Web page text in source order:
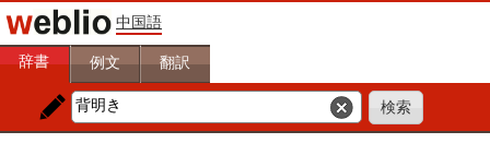
中国語
辞書 例文 翻訳